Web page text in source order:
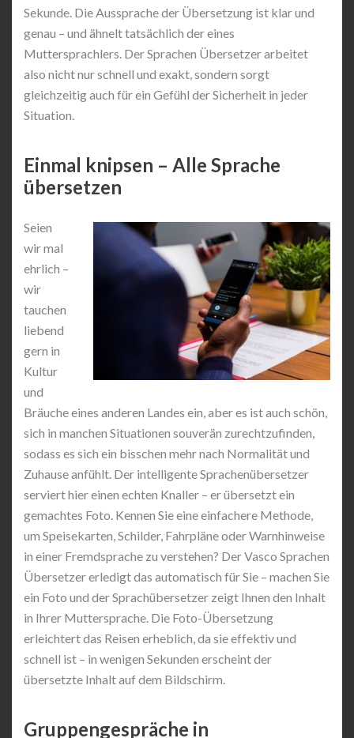
Sekunde. Die Aussprache der Übersetzung ist klar und
genau – und ähnelt tatsächlich der eines
Muttersprachlers. Der Sprachen Übersetzer arbeitet
also nicht nur schnell und exakt, sondern sorgt
gleichzeitig auch für ein Gefühl der Sicherheit in jeder
Situation.
Einmal knipsen – Alle Sprache
übersetzen
Seien
wir mal
ehrlich –
wir
tauchen
liebend
gern in
Kultur
und
Bräuche eines anderen Landes ein, aber es ist auch schön,
sich in manchen Situationen souverän zurechtzufinden,
sodass es sich ein bisschen mehr nach Normalität und
Zuhause anfühlt. Der intelligente Sprachenübersetzer
serviert hier einen echten Knaller – er übersetzt ein
gemachtes Foto. Kennen Sie eine einfachere Methode,
um Speisekarten, Schilder, Fahrpläne oder Warnhinweise
in einer Fremdsprache zu verstehen? Der Vasco Sprachen
Übersetzer erledigt das automatisch für Sie – machen Sie
ein Foto und der Sprachübersetzer zeigt Ihnen den Inhalt
in Ihrer Muttersprache. Die Foto-Übersetzung
erleichtert das Reisen erheblich, da sie effektiv und
schnell ist – in wenigen Sekunden erscheint der
übersetzte Inhalt auf dem Bildschirm.
Gruppengespräche in